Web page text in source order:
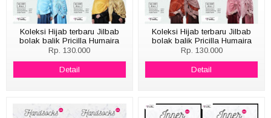
Koleksi Hijab terbaru Jilbab
bolak balik Pricilla Humaira
Hyget Sakura HMS 1-4
Rp. 130.000
Detail
Koleksi Hijab terbaru Jilbab
bolak balik Pricilla Humaira
Hyget Abstrak HMA1-HMA4
Rp. 130.000
Detail